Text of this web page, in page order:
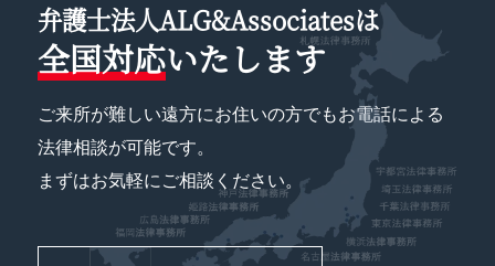
弁護士法人ALG&Associatesは
全国対応いたします
ご来所が難しい遠方にお住いの方でもお電話による
法律相談が可能です。
まずはお気軽にご相談ください。